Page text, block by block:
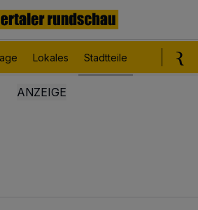
Lokales Stadtteile